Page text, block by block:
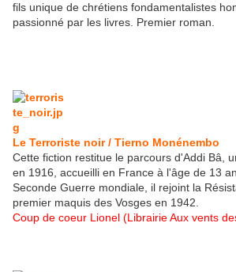
fils unique de chrétiens fondamentalistes
passionné par les livres. Premier roman.
Le Terroriste noir / Tierno Monénembo
Cette fiction restitue le parcours d'Addi Bâ,
en 1916, accueilli en France à l'âge de 13
Seconde Guerre mondiale, il rejoint la
premier maquis des Vosges en 1942.
Coup de coeur Lionel (Librairie Aux vents